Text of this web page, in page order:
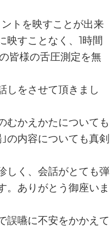
トを映すことが出来
映すことなく、1時間
皆様の舌圧測定を無
しをさせて頂きまし
むかえかたについても
の内容についても真剣
しく、会話がとても弾
。ありがとう御座いま
誤嚥に不安をかかえて